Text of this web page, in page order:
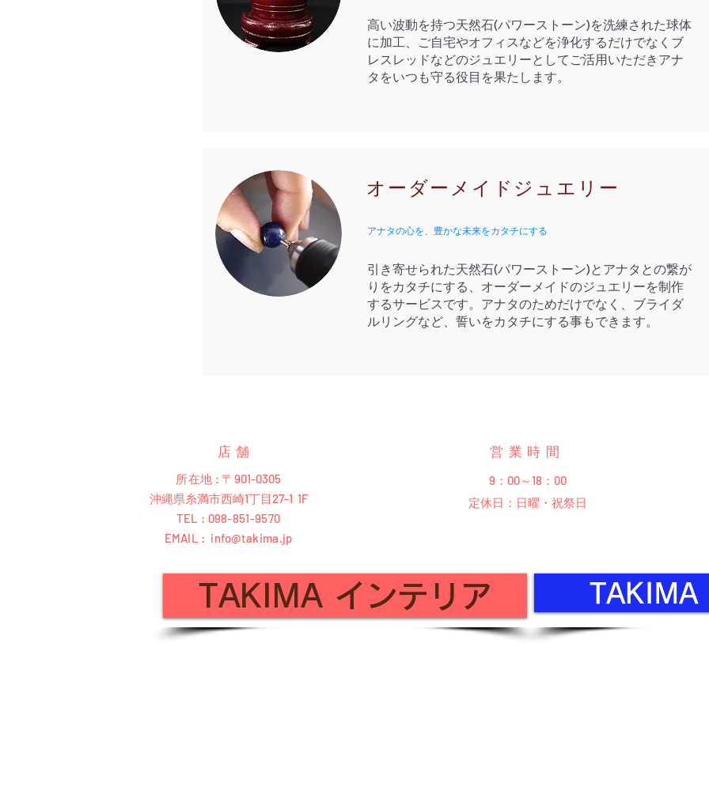
高い波動を持つ天然石(パワーストーン)を洗練された球体
に加工、ご自宅やオフィスなどを浄化するだけでなくブ
レスレッドなどのジュエリーとしてご活用いただきアナ
タをいつも守る役目を果たします。
オーダーメイドジュエリー
アナタの心を、豊かな未来をカタチにする
引き寄せられた天然石(パワーストーン)とアナタとの繋が
りをカタチにする、オーダーメイドのジュエリーを制作
するサービスです。アナタのためだけでなく、ブライダ
ルリングなど、誓いをカタチにする事もできます。
店舗
所在地 : 〒 901-0305
沖縄県糸満市西崎1丁目27-1 1F
TEL : 098-851-9570
EMAIL : info@takima.jp
営業時間
9：00～18：00
定休日：日曜・祝祭日
TAKIMA インテリア TAKIMA